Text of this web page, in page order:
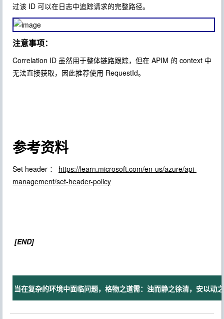
过该 ID 可以在日志中追踪请求的完整路径。
注意事项：
Correlation ID 虽然用于整体链路跟踪，但在 APIM 的 context 中
无法直接获取，因此推荐使用 RequestId。
参考资料
Set header ： https://learn.microsoft.com/en-us/azure/api-
management/set-header-policy
[END]
当在复杂的环境中面临问题，格物之道需：浊而静之徐清，安以动